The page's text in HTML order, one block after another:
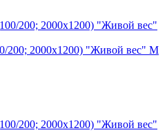
2000х1200) "Живой вес" М